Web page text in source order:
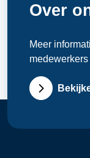
Over
Meer